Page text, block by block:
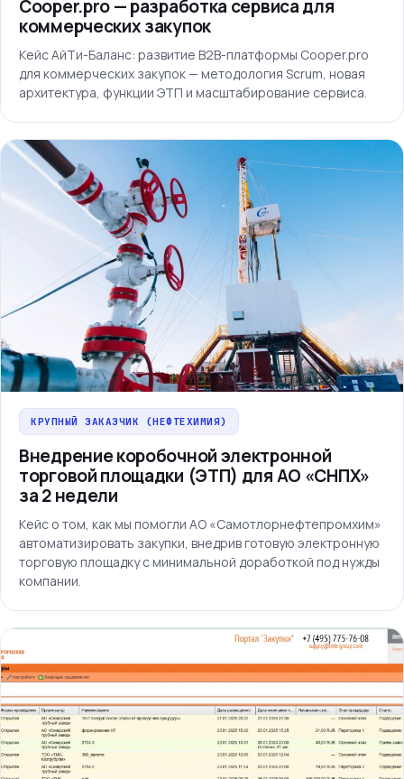
Cooper.pro — разработка сервиса для
коммерческих закупок
Кейс АйТи-Баланс: развитие B2B-платформы Cooper.pro
для коммерческих закупок — методология Scrum, новая
архитектура, функции ЭТП и масштабирование сервиса.
КРУПНЫЙ ЗАКАЗЧИК (НЕФТЕХИМИЯ)
Внедрение коробочной электронной
торговой площадки (ЭТП) для АО «СНПХ»
за 2 недели
Кейс о том, как мы помогли АО «Самотлорнефтепромхим»
автоматизировать закупки, внедрив готовую электронную
торговую площадку с минимальной доработкой под нужды
компании.